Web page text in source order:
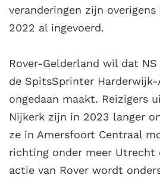
veranderingen zijn
2022 al ingevoerd.
Rover-Gelderland wil dat
de SpitsSprinter
ongedaan maakt. Reizigers
Nijkerk zijn in 2023 langer
ze in Amersfoort Centraal
richting onder meer Utrecht
actie van Rover wordt